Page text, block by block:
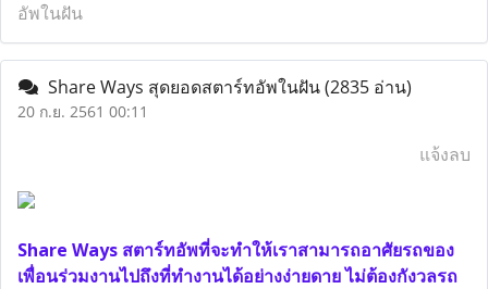
อัพในฝัน
Share Ways สุดยอดสตาร์ทอัพในฝัน(2835 อ่าน)
20 ก.ย. 2561 00:11
แจ้งลบ
Share Ways สตาร์ทอัพที่จะทำให้เราสามารถอาศัยรถของ
เพื่อนร่วมงานไปถึงที่ทำงานได้อย่างง่ายดาย ไม่ต้องกังวลรถ